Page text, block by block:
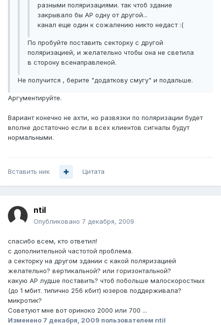
разными поляризациями. так чтоб здание
закрывало бы АР одну от другой...
канал еще один к сожалению никто недаст :(
По пробуйте поставить секторку с другой
поляризацией, и желательно чтобы она не светила
в сторону всенаправленой.
Не получится , берите "додаткову смугу" и подальше.
Аргументируйте.
Вариант конечно не ахти, но развязки по поляризации будет
вполне достаточно если в всех клиентов сигналы будут
нормальными.
Вставить ник Цитата
ntil
Опубликовано 7 декабря, 2009
спасибо всем, кто ответил!
с дополнительной частотой проблема.
а секторку на другом здании с какой поляризацией
желательно? вертикальной? или горизонтальной?
какую АР лудше поставить? чтоб побольше малоскоростных
(до 1 мбит. типично 256 кбит) юзеров поддерживала?
микротик?
Советуют мне вот ориноко 2000 или 700 ...
Изменено 7 декабря, 2009 пользователем ntil